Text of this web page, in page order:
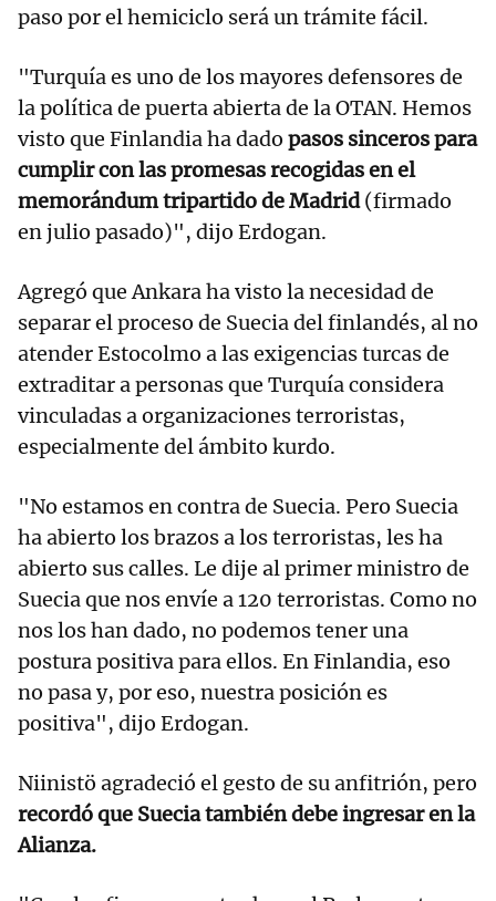
paso por el hemiciclo será un trámite fácil.
"Turquía es uno de los mayores defensores de
la política de puerta abierta de la OTAN. Hemos
visto que Finlandia ha dado pasos sinceros para
cumplir con las promesas recogidas en el
memorándum tripartido de Madrid(firmado
en julio pasado)", dijo Erdogan.
Agregó que Ankara ha visto la necesidad de
separar el proceso de Suecia del finlandés, al no
atender Estocolmo a las exigencias turcas de
extraditar a personas que Turquía considera
vinculadas a organizaciones terroristas,
especialmente del ámbito kurdo.
"No estamos en contra de Suecia. Pero Suecia
ha abierto los brazos a los terroristas, les ha
abierto sus calles. Le dije al primer ministro de
Suecia que nos envíe a 120 terroristas. Como no
nos los han dado, no podemos tener una
postura positiva para ellos. En Finlandia, eso
no pasa y, por eso, nuestra posición es
positiva", dijo Erdogan.
Niinistö agradeció el gesto de su anfitrión, pero
recordó que Suecia también debe ingresar en la
Alianza.